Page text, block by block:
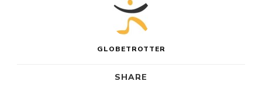
GLOBETROTTER
SHARE